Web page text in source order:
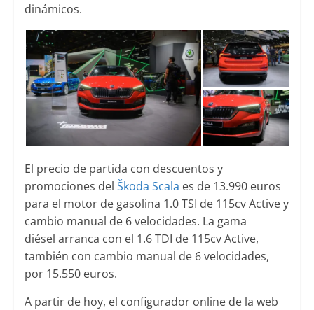
dinámicos.
El precio de partida con descuentos y
promociones del Škoda Scala es de 13.990 euros
para el motor de gasolina 1.0 TSI de 115cv Active y
cambio manual de 6 velocidades. La gama
diésel arranca con el 1.6 TDI de 115cv Active,
también con cambio manual de 6 velocidades,
por 15.550 euros.
A partir de hoy, el configurador online de la web